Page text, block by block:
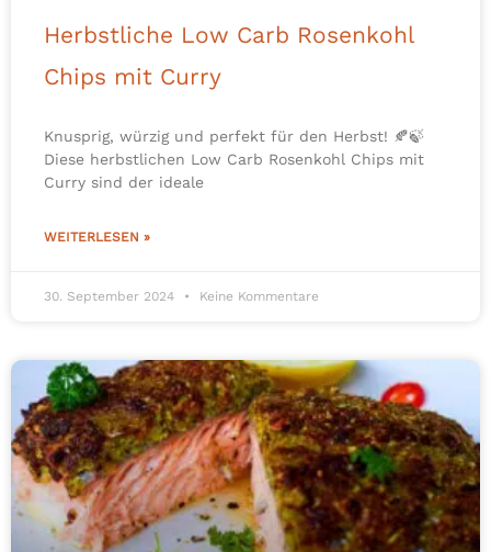
Herbstliche Low Carb Rosenkohl
Chips mit Curry
Knusprig, würzig und perfekt für den Herbst! 🍂🍃
Diese herbstlichen Low Carb Rosenkohl Chips mit
Curry sind der ideale
WEITERLESEN »
30. September 2024 Keine Kommentare